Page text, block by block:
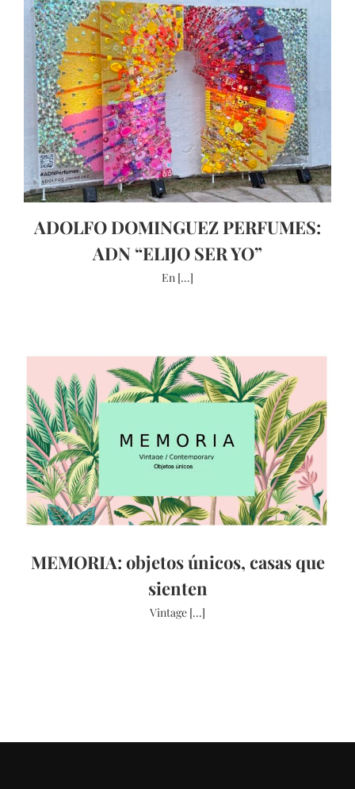
ADOLFO DOMINGUEZ PERFUMES:
ADN “ELIJO SER YO”
En [...]
MEMORIA: objetos únicos, casas que
sienten
Vintage [...]